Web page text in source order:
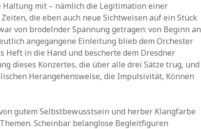
mit – nämlich die Legitimation einer
die eben auch neue Sichtweisen auf ein Stück
von brodelnder Spannung getragen: von Beginn an
angegangene Einleitung blieb dem Orchester
Heft in die Hand und bescherte dem Dresdner
dieses Konzertes, die über alle drei Sätze trug, und
Herangehensweise, die Impulsivität, Können
gutem Selbstbewusstsein und herber Klangfarbe
Scheinbar belanglose Begleitfiguren